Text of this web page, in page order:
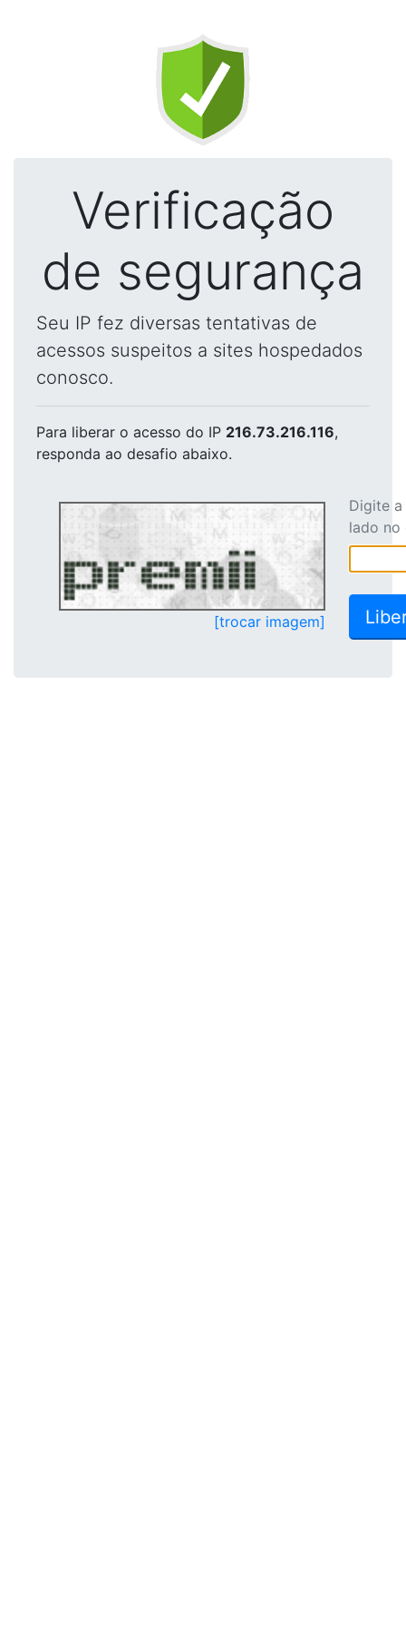
Verificação
de segurança
Seu IP fez diversas tentativas de
acessos suspeitos a sites hospedados
conosco.
Para liberar o acesso do IP 216.73.216.116,
responda ao desafio abaixo.
[trocar imagem]
Digite
lado no